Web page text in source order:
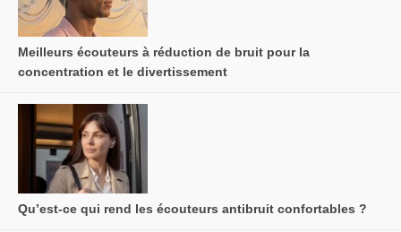
Meilleurs écouteurs à réduction de bruit pour la
concentration et le divertissement
Qu’est-ce qui rend les écouteurs antibruit confortables ?